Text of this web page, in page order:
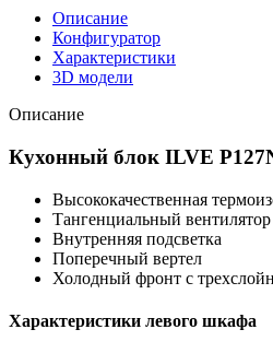
Описание
Конфигуратор
Характеристики
3D модели
Описание
Кухонный блок ILVE
Высококачественная
Тангенциальный
Внутренняя подсветка
Поперечный вертел
Холодный фронт с
Характеристики левого шкафа